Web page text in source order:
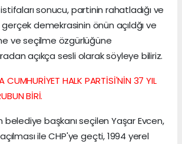
sonucu, partinin rahatladığı ve
demekrasinin önün açıldğı ve
ve seçilme özgürlüğüne
açıkça sesli olarak söyleye biliriz.
CUMHURİYET HALK PARTİSİ'NİN 37 YIL
BİRİ.
belediye başkanı seçilen Yaşar Evcen,
ile CHP'ye geçti, 1994 yerel